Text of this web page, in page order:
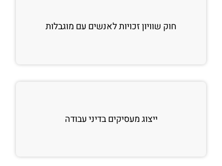
חוק שוויון זכויות לאנשים עם מוגבלות
ייצוג מעסיקים בדיני עבודה